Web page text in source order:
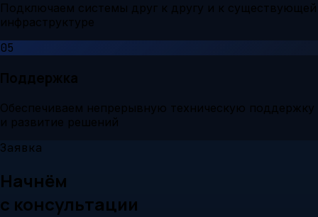
Подключаем системы друг к другу и к существующей
инфраструктуре
05
Поддержка
Обеспечиваем непрерывную техническую поддержку
и развитие решений
Заявка
Начнём
с консультации